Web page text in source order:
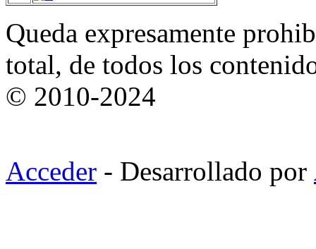
Queda expresamente
total, de todos los
© 2010-2024
Acceder - Desarrollado por